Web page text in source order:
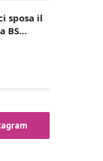
sposa il
BS
e